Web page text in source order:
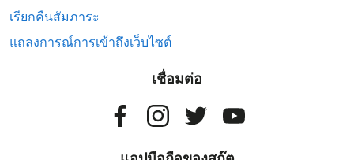
เรียกคืนสัมภาระ
แถลงการณ์การเข้าถึงเว็บไซต์
เชื่อมต่อ